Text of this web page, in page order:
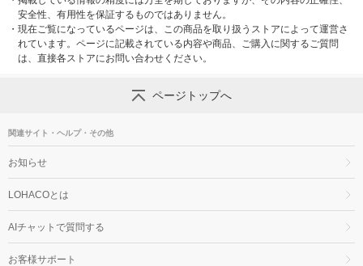
安全性、有用性を保証するものではありません。
・ 現在ご覧になっているページは、この商品を取り扱うストアによって運営さ
れています。ページに記載されている内容や商品、ご購入に関するご質問
は、直接各ストアにお問い合わせください。
ページトップへ
関連サイト・ヘルプ・その他
お知らせ
LOHACOとは
AIチャットで質問する
お客様サポート